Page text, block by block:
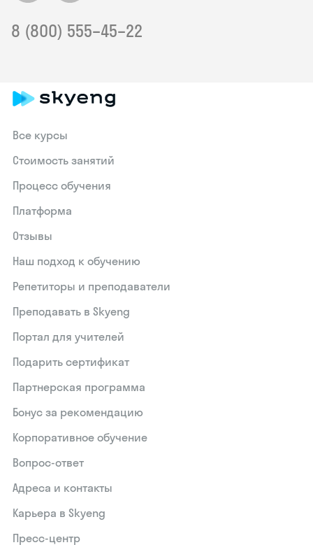
8 (800) 555–45–22
Все курсы
Стоимость занятий
Процесс обучения
Платформа
Отзывы
Наш подход к обучению
Репетиторы и преподаватели
Преподавать в Skyeng
Портал для учителей
Подарить сертификат
Партнерская программа
Бонус за рекомендацию
Корпоративное обучение
Вопрос-ответ
Адреса и контакты
Карьера в Skyeng
Пресс-центр